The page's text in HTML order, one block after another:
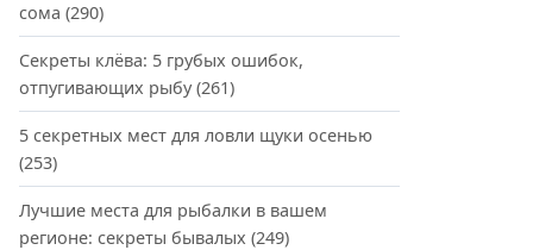
сома (290)
Секреты клёва: 5 грубых ошибок,
отпугивающих рыбу (261)
5 секретных мест для ловли щуки осенью
(253)
Лучшие места для рыбалки в вашем
регионе: секреты бывалых (249)